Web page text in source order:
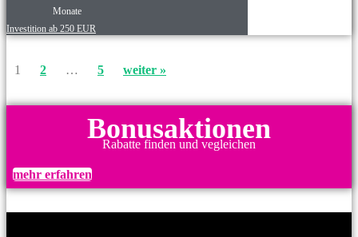
Monate
Investition ab 250 EUR
1 2 … 5 weiter »
Bonusaktionen
Rabatte finden und vegleichen
mehr erfahren